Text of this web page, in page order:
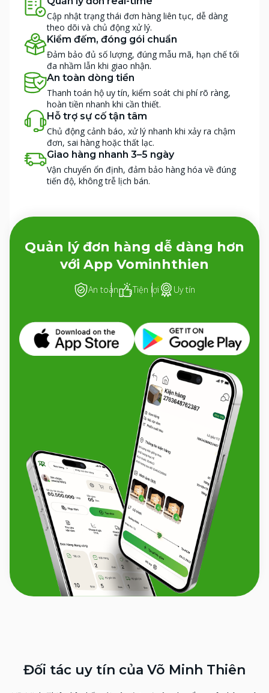
Cập nhật trạng thái đơn hàng liên tục, dễ dàng
theo dõi và chủ động xử lý.
Kiểm đếm, đóng gói chuẩn
Đảm bảo đủ số lượng, đúng mẫu mã, hạn chế tối
đa nhầm lẫn khi giao nhận.
An toàn dòng tiền
Thanh toán hộ uy tín, kiểm soát chi phí rõ ràng,
hoàn tiền nhanh khi cần thiết.
Hỗ trợ sự cố tận tâm
Chủ động cảnh báo, xử lý nhanh khi xảy ra chậm
đơn, sai hàng hoặc thất lạc.
Giao hàng nhanh 3–5 ngày
Vận chuyển ổn định, đảm bảo hàng hóa về đúng
tiến độ, không trễ lịch bán.
Quản lý đơn hàng dễ dàng hơn
với App Vominhthien
An toàn Tiện lợi Uy tín
Đối tác uy tín của Võ Minh Thiên